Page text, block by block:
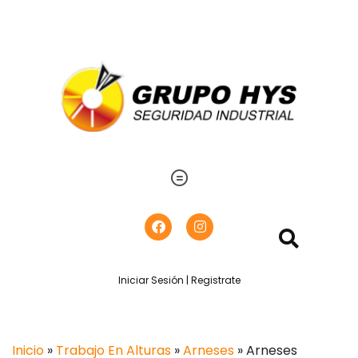
Iniciar Sesión | Registrate
Inicio » Trabajo En Alturas »Arneses » Arneses